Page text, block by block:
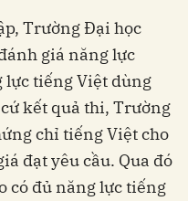
Trường Đại học
giá năng lực
tiếng Việt dùng
kết quả thi, Trường
chỉ tiếng Việt cho
đạt yêu cầu. Qua đó
có đủ năng lực tiếng